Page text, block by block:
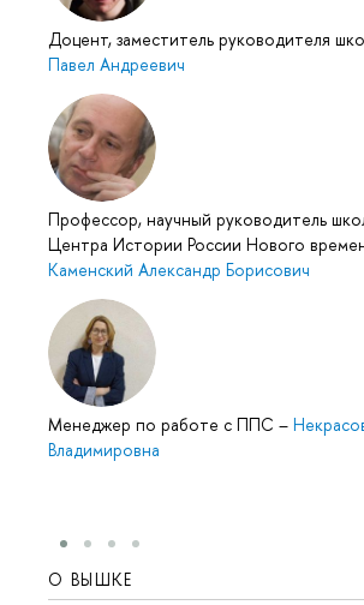
Доцент, заместитель руководителя
Павел Андреевич
Профессор, научный руководитель
Центра Истории России Нового
Каменский Александр Борисович
Менеджер по работе с ППС –
Владимировна
О ВЫШКЕ